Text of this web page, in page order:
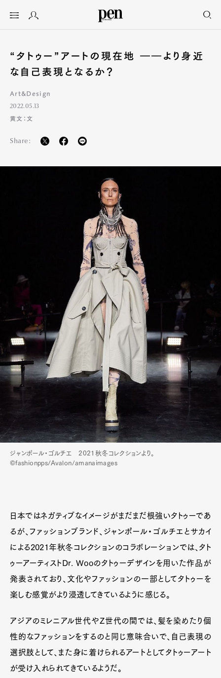
“タトゥー”アートの現在地 ――より身近
な自己表現となるか？
Art&Design
2022.05.13
黄文：文
Share:
ジャンポール・ゴルチエ 2021秋冬コレクションより。
©fashionpps/Avalon/amanaimages
日本ではネガティブなイメージがまだまだ根強いタトゥーであ
るが、ファッションブランド、ジャンポール・ゴルチエとサカイ
による2021年秋冬コレクションのコラボレーションでは、タト
ゥーアーティストDr. Wooのタトゥーデザインを用いた作品が
発表されており、文化やファッションの一部としてタトゥーを
楽しむ感覚がより浸透してきているように感じる。
アジアのミレニアル世代やZ世代の間では、髪を染めたり個
性的なファッションをするのと同じ意味合いで、自己表現の
選択肢として、また身に着けられるアートとしてタトゥーアート
が受け入れられてきているようだ。